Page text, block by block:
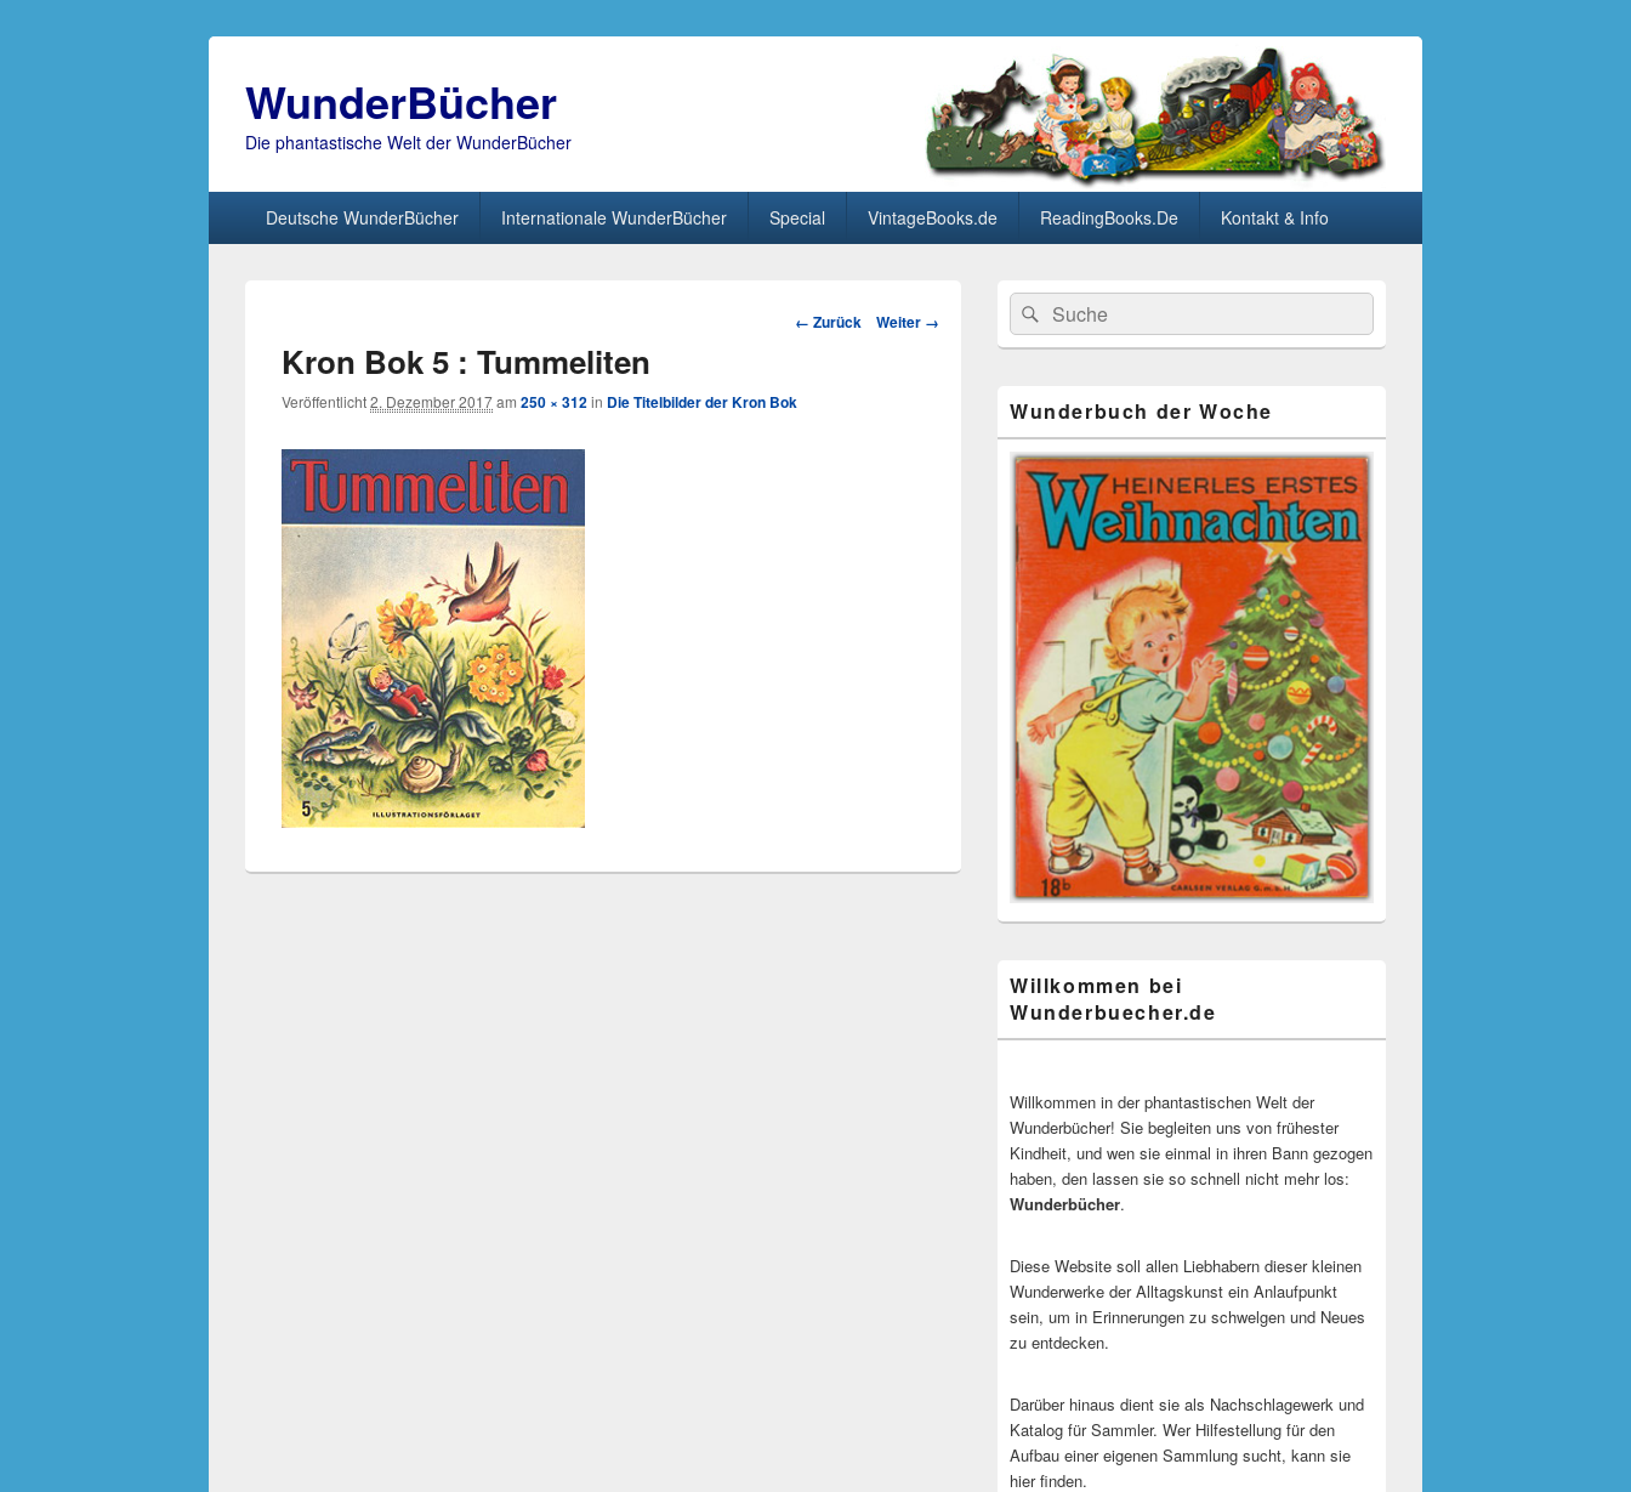
WunderBücher
Die phantastische Welt der WunderBücher
Deutsche WunderBücher Internationale WunderBücher Special VintageBooks.de ReadingBooks.De Kontakt & Info
Bild-
← Zurück Weiter →
Kron Bok 5 : Tummeliten
Veröffentlicht2. Dezember 2017am 250 × 312in Die Titelbilder der Kron Bok
Primärer
Seitenleisten
Widget-
Bereich
Search
for:
Suche
Wunderbuch der Woche
Willkommen bei
Wunderbuecher.de
Willkommen in der phantastischen Welt der
Wunderbücher! Sie begleiten uns von frühester
Kindheit, und wen sie einmal in ihren Bann gezogen
haben, den lassen sie so schnell nicht mehr los:
Wunderbücher.
Diese Website soll allen Liebhabern dieser kleinen
Wunderwerke der Alltagskunst ein Anlaufpunkt
sein, um in Erinnerungen zu schwelgen und Neues
zu entdecken.
Darüber hinaus dient sie als Nachschlagewerk und
Katalog für Sammler. Wer Hilfestellung für den
Aufbau einer eigenen Sammlung sucht, kann sie
hier finden.